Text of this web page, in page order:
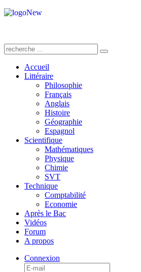
Accueil
Littéraire
Philosophie
Français
Anglais
Histoire
Géographie
Espagnol
Scientifique
Mathématiques
Physique
Chimie
SVT
Technique
Comptabilité
Economie
Après le Bac
Vidéos
Forum
A propos
Connexion